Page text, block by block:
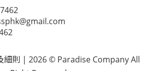
細則 | 2026 © Paradise Company All